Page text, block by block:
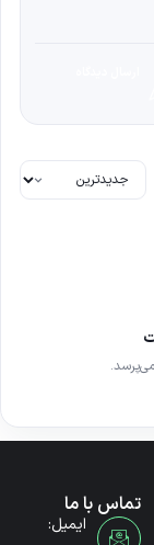
تماس با ما
ایمیل: